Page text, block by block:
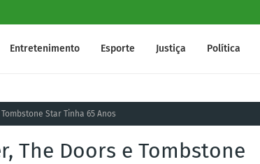
Entretenimento Esporte Justiça Política
Star Tinha 65 Anos
The Doors e Tombstone